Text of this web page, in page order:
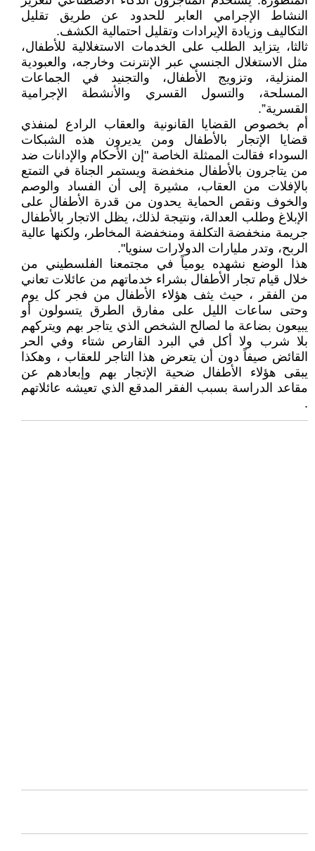
النشاط الإجرامي العابر للحدود عن طريق تقليل
التكاليف وزيادة الإيرادات وتقليل احتمالية الكشف.
ثالثا، يتزايد الطلب على الخدمات الاستغلالية للأطفال،
مثل الاستغلال الجنسي عبر الإنترنت وخارجه، والعبودية
المنزلية، وتزويج الأطفال، والتجنيد في الجماعات
المسلحة، والتسول القسري والأنشطة الإجرامية
القسرية”.
أم بخصوص القضايا القانونية والعقاب الرادع لمنفذي
قضايا الإتجار بالأطفال ومن يديرون هذه الشبكات
السوداء فقالت الممثلة الخاصة "إن الأحكام والإدانات ضد
من يتاجرون بالأطفال منخفضة ويستمر الجناة في التمتع
بالإفلات من العقاب، مشيرة إلى أن الفساد والوصم
والخوف ونقص الحماية يحدون من قدرة الأطفال على
الإبلاغ وطلب العدالة، ونتيجة لذلك، يظل الاتجار بالأطفال
جريمة منخفضة التكلفة ومنخفضة المخاطر، ولكنها عالية
الربح، وتدر مليارات الدولارات سنويا".
هذا الوضع نشهده يومياً في مجتمعنا الفلسطيني من
خلال قيام تجار الأطفال بشراء خدماتهم من عائلات تعاني
من الفقر ، حيث يثف هؤلاء الأطفال من فجر كل يوم
وحتى ساعات الليل على مفارق الطرق يتسولون أو
يبيعون بضاعة ما لصالح الشخص الذي يتاجر بهم ويتركهم
بلا شرب ولا أكل في البرد القارص شتاء وفي الحر
القائض صيفاً دون أن يتعرض هذا التاجر للعقاب ، وهكذا
يبقى هؤلاء الأطفال ضحية الإتجار بهم وإبعادهم عن
مقاعد الدراسة بسبب الفقر المدقع الذي تعيشه عائلاتهم
.